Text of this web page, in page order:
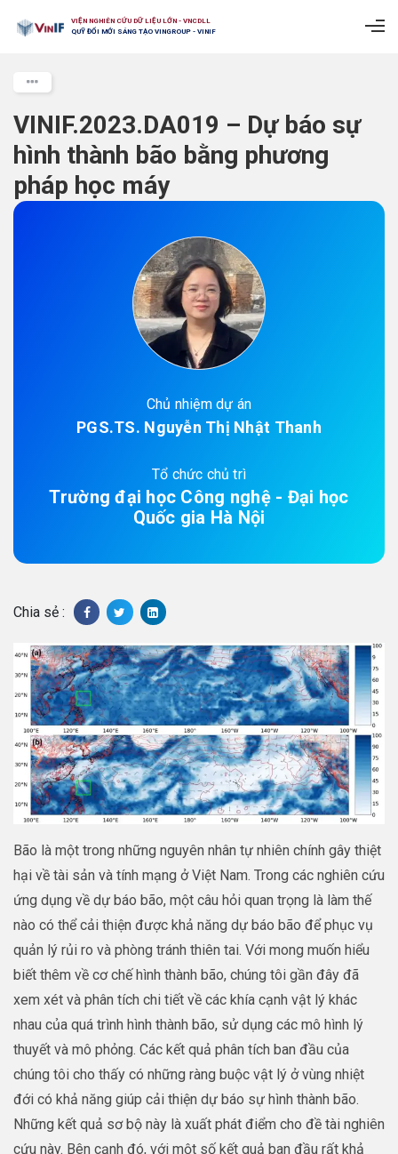
VIỆN NGHIÊN CỨU DỮ LIỆU LỚN - VNCDLL
QUỸ ĐỔI MỚI SÁNG TẠO VINGROUP - VINIF
VINIF.2023.DA019 – Dự báo sự
hình thành bão bằng phương
pháp học máy
Chủ nhiệm dự án
PGS.TS. Nguyễn Thị Nhật Thanh
Tổ chức chủ trì
Trường đại học Công nghệ - Đại học
Quốc gia Hà Nội
Chia sẻ :
Bão là một trong những nguyên nhân tự nhiên chính gây thiệt
hại về tài sản và tính mạng ở Việt Nam. Trong các nghiên cứu
ứng dụng về dự báo bão, một câu hỏi quan trọng là làm thế
nào có thể cải thiện được khả năng dự báo bão để phục vụ
quản lý rủi ro và phòng tránh thiên tai. Với mong muốn hiểu
biết thêm về cơ chế hình thành bão, chúng tôi gần đây đã
xem xét và phân tích chi tiết về các khía cạnh vật lý khác
nhau của quá trình hình thành bão, sử dụng các mô hình lý
thuyết và mô phỏng. Các kết quả phân tích ban đầu của
chúng tôi cho thấy có những ràng buộc vật lý ở vùng nhiệt
đới có khả năng giúp cải thiện dự báo sự hình thành bão.
Những kết quả sơ bộ này là xuất phát điểm cho đề tài nghiên
cứu này. Bên cạnh đó, với một số kết quả ban đầu rất khả